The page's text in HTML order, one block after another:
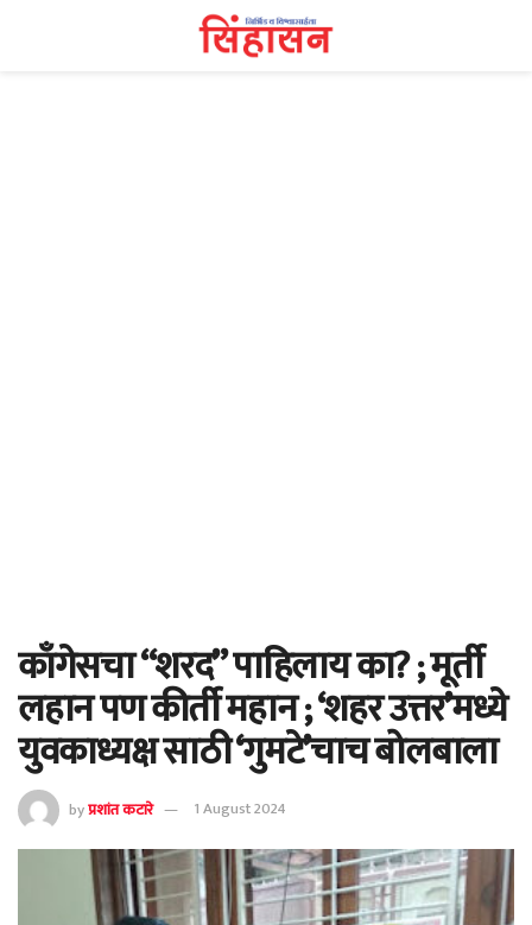
काँगेसचा “शरद” पाहिलाय का? ; मूर्ती
लहान पण कीर्ती महान ; ‘शहर उत्तर’मध्ये
युवकाध्यक्ष साठी ‘गुमटे’चाच बोलबाला
byप्रशांत कटारे 1 August 2024